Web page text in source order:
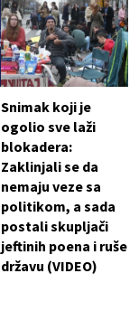
Snimak koji je
ogolio sve laži
blokadera:
Zaklinjali se da
nemaju veze sa
politikom, a sada
postali skupljači
jeftinih poena i ruše
državu (VIDEO)